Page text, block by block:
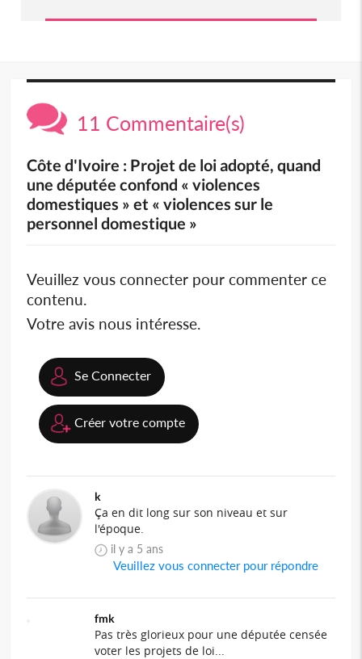
11 Commentaire(s)
Côte d'Ivoire : Projet de loi adopté, quand
une députée confond « violences
domestiques » et « violences sur le
personnel domestique »
Veuillez vous connecter pour commenter ce
contenu.
Votre avis nous intéresse.
Se Connecter
Créer votre compte
k
Ça en dit long sur son niveau et sur
l'époque.
il y a 5 ans
Veuillez vous connecter pour répondre
fmk
Pas très glorieux pour une députée censée
voter les projets de loi...